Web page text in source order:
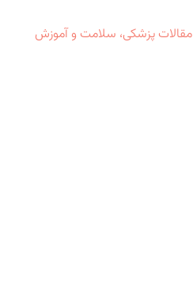
مقالات پزشکی، سلامت و آموزش